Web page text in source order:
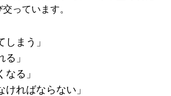
っています。
しまう」
る」
なる」
ければならない」